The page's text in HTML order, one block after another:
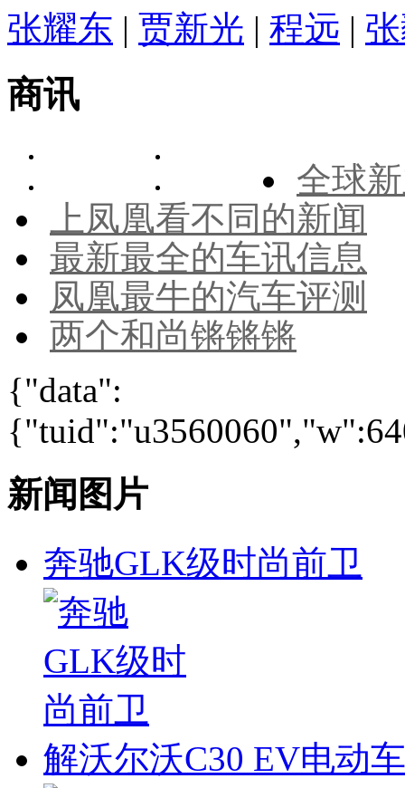
张耀东 | 贾新光 | 程远 |
商讯
全球
上凤凰看不同的新闻
最新最全的车讯信息
凤凰最牛的汽车评测
两个和尚锵锵锵
{"data":
新闻图片
奔驰GLK级时尚前卫
解沃尔沃C30 EV电动车